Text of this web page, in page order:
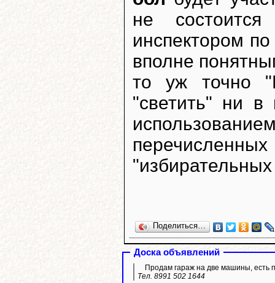
не
инспектором
вполне
то уж точно
"светить" ни
Поделиться…
Доска объявлений
Продам гараж на две машины, есть
Тел. 8991 502 1644